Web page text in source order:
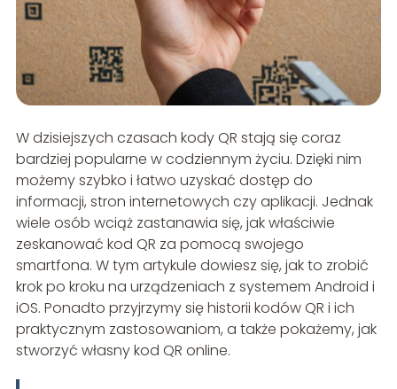
W dzisiejszych czasach kody QR stają się coraz
bardziej popularne w codziennym życiu. Dzięki nim
możemy szybko i łatwo uzyskać dostęp do
informacji, stron internetowych czy aplikacji. Jednak
wiele osób wciąż zastanawia się, jak właściwie
zeskanować kod QR za pomocą swojego
smartfona. W tym artykule dowiesz się, jak to zrobić
krok po kroku na urządzeniach z systemem Android i
iOS. Ponadto przyjrzymy się historii kodów QR i ich
praktycznym zastosowaniom, a także pokażemy, jak
stworzyć własny kod QR online.